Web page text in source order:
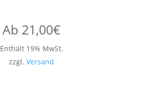
Ab 21,00€
Enthält 19% MwSt.
zzgl. Versand